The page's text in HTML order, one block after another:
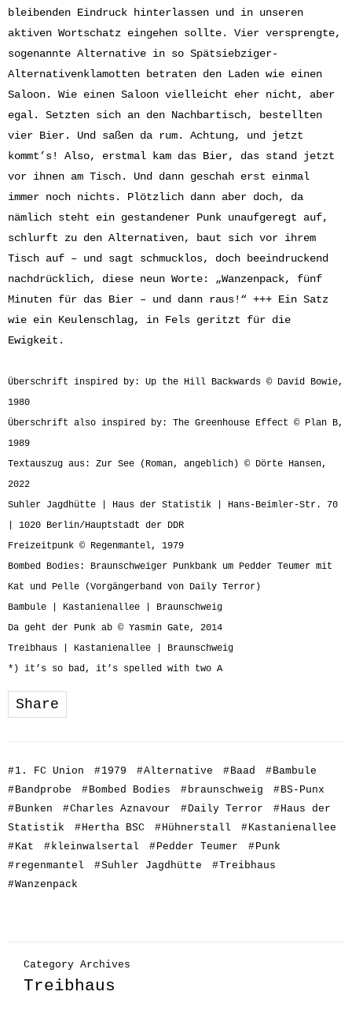
bleibenden Eindruck hinterlassen und in unseren
aktiven Wortschatz eingehen sollte. Vier versprengte,
sogenannte Alternative in so Spätsiebziger-
Alternativenklamotten betraten den Laden wie einen
Saloon. Wie einen Saloon vielleicht eher nicht, aber
egal. Setzten sich an den Nachbartisch, bestellten
vier Bier. Und saßen da rum. Achtung, und jetzt
kommt’s! Also, erstmal kam das Bier, das stand jetzt
vor ihnen am Tisch. Und dann geschah erst einmal
immer noch nichts. Plötzlich dann aber doch, da
nämlich steht ein gestandener Punk unaufgeregt auf,
schlurft zu den Alternativen, baut sich vor ihrem
Tisch auf – und sagt schmucklos, doch beeindruckend
nachdrücklich, diese neun Worte: „Wanzenpack, fünf
Minuten für das Bier – und dann raus!“ +++ Ein Satz
wie ein Keulenschlag, in Fels geritzt für die
Ewigkeit.
Überschrift inspired by: Up the Hill Backwards © David Bowie,
1980
Überschrift also inspired by: The Greenhouse Effect © Plan B,
1989
Textauszug aus: Zur See (Roman, angeblich) © Dörte Hansen,
2022
Suhler Jagdhütte | Haus der Statistik | Hans-Beimler-Str. 70
| 1020 Berlin/Hauptstadt der DDR
Freizeitpunk © Regenmantel, 1979
Bombed Bodies: Braunschweiger Punkbank um Pedder Teumer mit
Kat und Pelle (Vorgängerband von Daily Terror)
Bambule | Kastanienallee | Braunschweig
Da geht der Punk ab © Yasmin Gate, 2014
Treibhaus | Kastanienallee | Braunschweig
*) it’s so bad, it’s spelled with two A
Share
#1. FC Union #1979 #Alternative #Baad #Bambule
#Bandprobe #Bombed Bodies #braunschweig #BS-Punx
#Bunken #Charles Aznavour #Daily Terror #Haus der
Statistik
#Hertha BSC #Hühnerstall #Kastanienallee
#Kat #kleinwalsertal #Pedder Teumer #Punk
#regenmantel #Suhler Jagdhütte #Treibhaus
#Wanzenpack
Category Archives
Treibhaus